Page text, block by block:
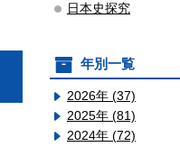
日本史探究
年別一覧
2026年 (37)
2025年 (81)
2024年 (72)